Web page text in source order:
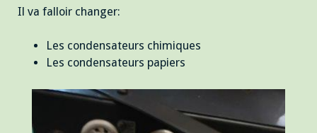
Il va falloir changer:
Les condensateurs chimiques
Les condensateurs papiers